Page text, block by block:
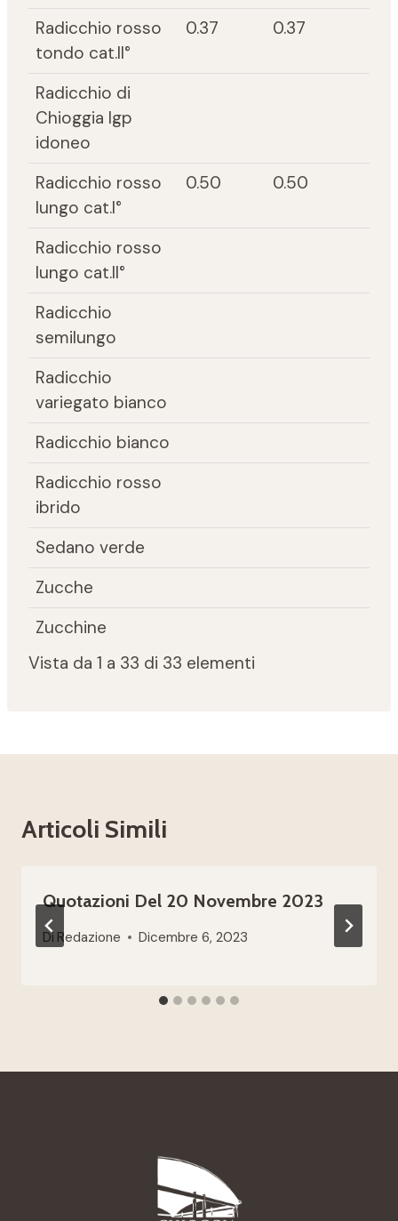
Radicchio rosso
tondo cat.II°
0.37 0.37
Radicchio di
Chioggia Igp
idoneo
Radicchio rosso
lungo cat.I°
0.50 0.50
Radicchio rosso
lungo cat.II°
Radicchio
semilungo
Radicchio
variegato bianco
Radicchio bianco
Radicchio rosso
ibrido
Sedano verde
Zucche
Zucchine
Vista da 1 a 33 di 33 elementi
Articoli Simili
Quotazioni Del 20 Novembre 2023
Di Redazione Dicembre 6, 2023